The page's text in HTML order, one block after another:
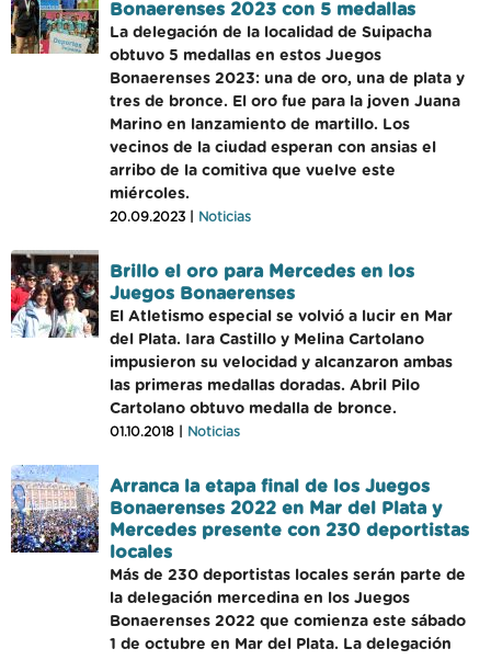
Bonaerenses 2023 con 5 medallas
La delegación de la localidad de Suipacha
obtuvo 5 medallas en estos Juegos
Bonaerenses 2023: una de oro, una de plata y
tres de bronce. El oro fue para la joven Juana
Marino en lanzamiento de martillo. Los
vecinos de la ciudad esperan con ansias el
arribo de la comitiva que vuelve este
miércoles.
20.09.2023 | Noticias
Brillo el oro para Mercedes en los
Juegos Bonaerenses
El Atletismo especial se volvió a lucir en Mar
del Plata. Iara Castillo y Melina Cartolano
impusieron su velocidad y alcanzaron ambas
las primeras medallas doradas. Abril Pilo
Cartolano obtuvo medalla de bronce.
01.10.2018 | Noticias
Arranca la etapa final de los Juegos
Bonaerenses 2022 en Mar del Plata y
Mercedes presente con 230 deportistas
locales
Más de 230 deportistas locales serán parte de
la delegación mercedina en los Juegos
Bonaerenses 2022 que comienza este sábado
1 de octubre en Mar del Plata. La delegación